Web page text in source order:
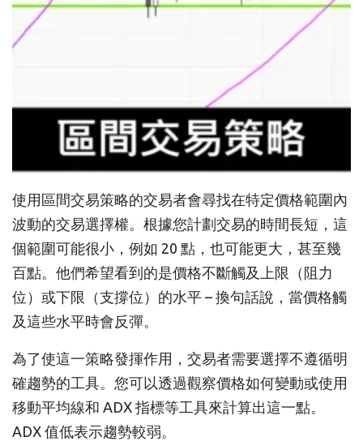
使用區間交易策略的交易者會尋找在特定價格範圍內
波動的交易選擇權。根據您計劃交易的時間長短，這
個範圍可能很小，例如 20 點，也可能更大，甚至幾
百點。他們希望看到的是價格不斷觸及上限（阻力
位）或下限（支撐位）的水平 – 換句話說，當價格觸
及這些水平時會反彈。
為了使這一策略發揮作用，交易者需要選擇不遵循明
確趨勢的工具。您可以透過觀察價格如何變動或使用
移動平均線和 ADX 指標等工具來計算出這一點。
ADX 值低表示趨勢較弱。